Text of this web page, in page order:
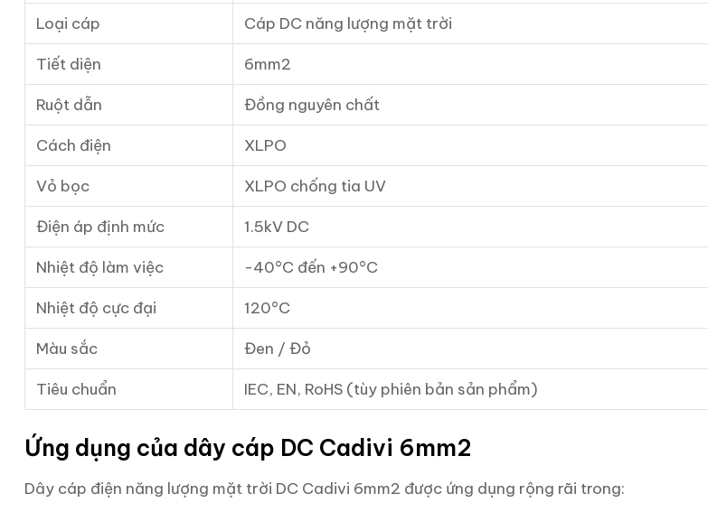
Loại cáp Cáp DC năng lượng mặt trời
Tiết diện 6mm2
Ruột dẫn Đồng nguyên chất
Cách điện XLPO
Vỏ bọc XLPO chống tia UV
Điện áp định mức 1.5kV DC
Nhiệt độ làm việc -40°C đến +90°C
Nhiệt độ cực đại 120°C
Màu sắc Đen / Đỏ
Tiêu chuẩn IEC, EN, RoHS (tùy phiên bản sản phẩm)
Ứng dụng của dây cáp DC Cadivi 6mm2
Dây cáp điện năng lượng mặt trời DC Cadivi 6mm2 được ứng dụng rộng rãi trong: